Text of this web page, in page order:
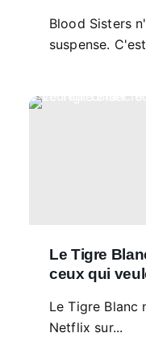
Blood Sisters
suspense.
Le Tigre
ceux qui
Le Tigre Blanc
Netflix sur...